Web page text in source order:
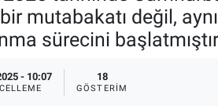
mutabakatı değil,
sürecini
- 10:07 18
GÖSTERIM